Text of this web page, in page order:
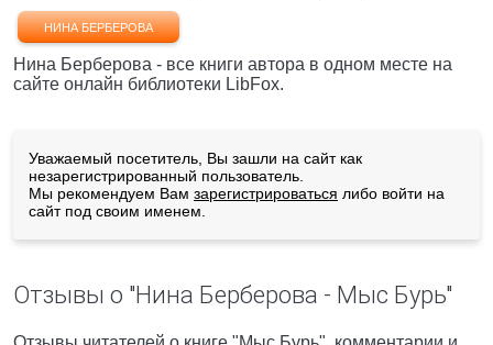
НИНА БЕРБЕРОВА
Нина Берберова - все книги автора в одном месте на
сайте онлайн библиотеки LibFox.
Уважаемый посетитель, Вы зашли на сайт как
незарегистрированный пользователь.
Мы рекомендуем Вам зарегистрироваться либо войти на
сайт под своим именем.
Отзывы о "Нина Берберова - Мыс Бурь"